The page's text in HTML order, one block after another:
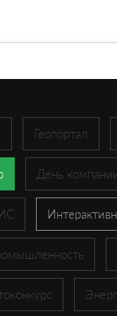
Геопортал
День